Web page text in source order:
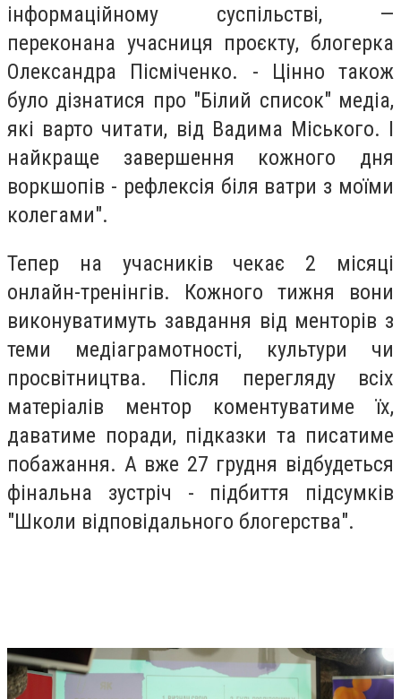
інформаційному суспільстві, —
переконана учасниця проєкту, блогерка
Олександра Пісміченко. - Цінно також
було дізнатися про "Білий список" медіа,
які варто читати, від Вадима Міського. І
найкраще завершення кожного дня
воркшопів - рефлексія біля ватри з моїми
колегами".
Тепер на учасників чекає 2 місяці
онлайн-тренінгів. Кожного тижня вони
виконуватимуть завдання від менторів з
теми медіаграмотності, культури чи
просвітництва. Після перегляду всіх
матеріалів ментор коментуватиме їх,
даватиме поради, підказки та писатиме
побажання. А вже 27 грудня відбудеться
фінальна зустріч - підбиття підсумків
"Школи відповідального блогерства".